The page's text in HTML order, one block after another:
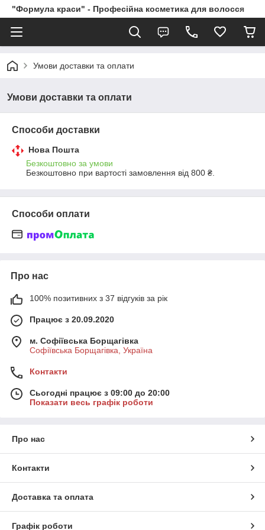
"Формула краси" - Професійна косметика для волосся
Умови доставки та оплати
Умови доставки та оплати
Способи доставки
Нова Пошта
Безкоштовно за умови
Безкоштовно при вартості замовлення від 800 ₴.
Способи оплати
Про нас
100% позитивних з 37 відгуків за рік
Працює з 20.09.2020
м. Софіївська Борщагівка
Софіївська Борщагівка, Україна
Контакти
Сьогодні працює з 09:00 до 20:00
Показати весь графік роботи
Про нас
Контакти
Доставка та оплата
Графік роботи